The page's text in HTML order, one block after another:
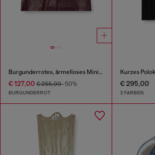
Burgunderrotes, ärmelloses Minikleid aus beschichtetem Stoff
€ 127,00 € 255,00-50%
BURGUNDERROT
€ 295,00
2 FARBEN